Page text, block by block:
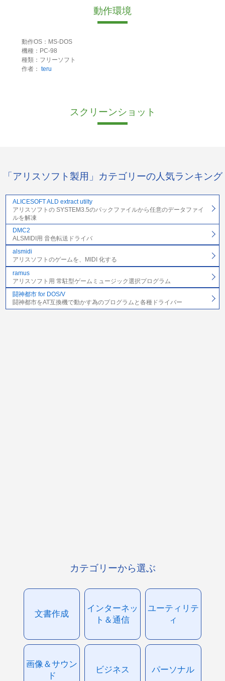
動作環境
動作OS：MS-DOS
機種：PC-98
種類：フリーソフト
作者： teru
スクリーンショット
「アリスソフト製用」カテゴリーの人気ランキング
ALICESOFT ALD extract utilty
アリスソフトの SYSTEM3.5のパックファイルから任意のデータファイ
ルを解凍
DMC2
ALSMIDI用 音色転送ドライバ
alsmidi
アリスソフトのゲームを、MIDI 化する
ramus
アリスソフト用 常駐型ゲームミュージック選択プログラム
闘神都市 for DOS/V
闘神都市をAT互換機で動かす為のプログラムと各種ドライバー
カテゴリーから選ぶ
文書作成
インターネッ
ト＆通信
ユーティリテ
ィ
画像＆サウン
ド
ビジネス パーソナル